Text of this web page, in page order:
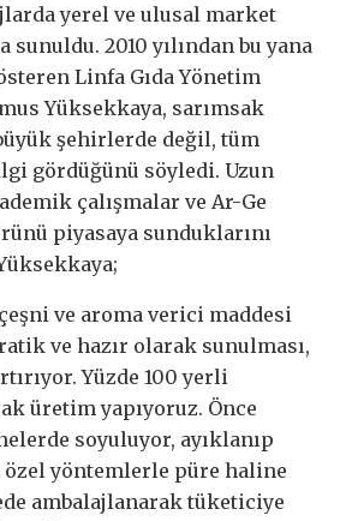
yerel ve ulusal market
2010 yılından bu yana
Linfa Gıda Yönetim
Yüksekkaya, sarımsak
şehirlerde değil, tüm
gördüğünü söyledi. Uzun
çalışmalar ve Ar-Ge
piyasaya sunduklarını
ve aroma verici maddesi
ve hazır olarak sunulması,
Yüzde 100 yerli
üretim yapıyoruz. Önce
soyuluyor, ayıklanıp
özel yöntemlerle püre haline
ambalajlanarak tüketiciye